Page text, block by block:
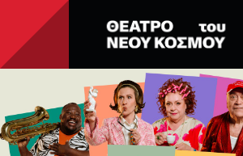
ΑΡΧΙΚΗ
ΠΟΙΟΙ ΕΙΜΑΣΤΕ
ΠΑΡΑΣΤΑΣΕΙΣ